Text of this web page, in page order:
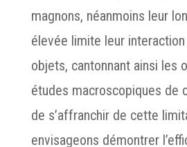
magnons, néanmoins leur
élevée limite leur
objets, cantonnant ainsi les
études macroscopiques de
de s’affranchir de cette
envisageons démontrer